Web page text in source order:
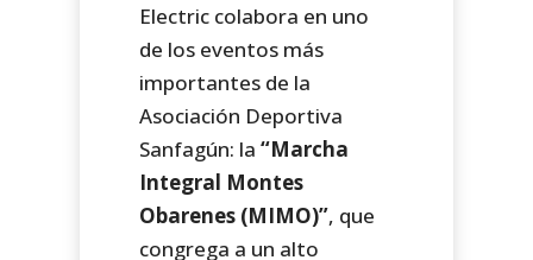
Electric colabora en uno
de los eventos más
importantes de la
Asociación Deportiva
Sanfagún: la“Marcha
Integral Montes
Obarenes (MIMO)”, que
congrega a un alto